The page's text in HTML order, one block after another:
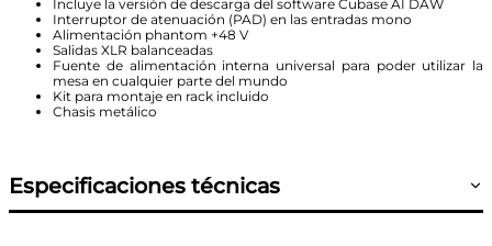
Incluye la versión de descarga del software Cubase AI DAW
Interruptor de atenuación (PAD) en las entradas mono
Alimentación phantom +48 V
Salidas XLR balanceadas
Fuente de alimentación interna universal para poder utilizar la
mesa en cualquier parte del mundo
Kit para montaje en rack incluido
Chasis metálico
Especificaciones técnicas